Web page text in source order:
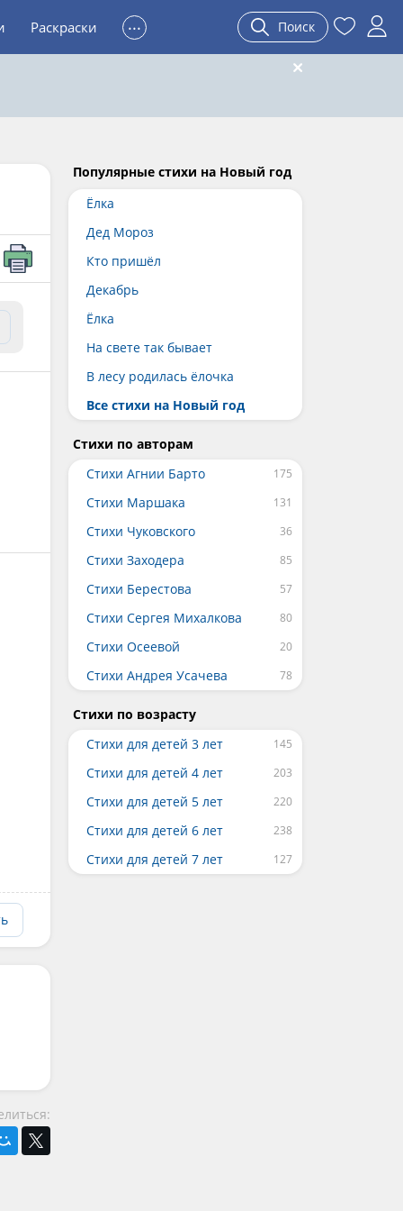
Раскраски ... Поиск
Популярные стихи на Новый год
Ёлка
Дед Мороз
Кто пришёл
Декабрь
Ёлка
На свете так бывает
В лесу родилась ёлочка
Все стихи на Новый год
Стихи по авторам
Стихи Агнии Барто
Стихи Маршака
Стихи Чуковского
Стихи Заходера
Стихи Берестова
Стихи Сергея Михалкова
Стихи Осеевой
Стихи Андрея Усачева
Стихи по возрасту
Стихи для детей 3 лет
Стихи для детей 4 лет
Стихи для детей 5 лет
Стихи для детей 6 лет
Стихи для детей 7 лет